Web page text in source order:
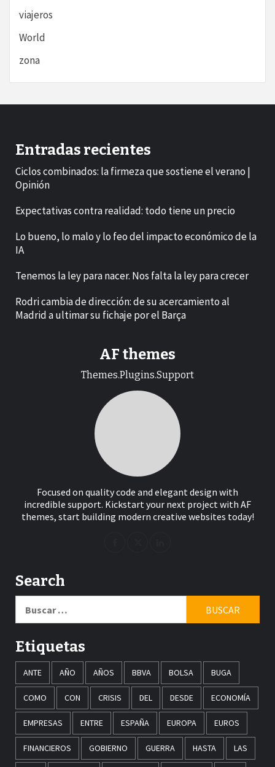
viajeros
World
zona
Entradas recientes
Ciclos combinados: la firmeza que sostiene el verano |
Opinión
Expectativas contra realidad: todo tiene un precio
Lo bueno, lo malo y lo feo del impacto económico de la
IA
Tenemos la ley para nacer. Nos falta la ley para crecer
Rodri cambia de dirección: de su acercamiento al
Madrid a ultimar su fichaje por el Barça
AF themes
Themes.Plugins.Support
Focused on quality code and elegant design with
incredible support. Kickstart your next project with AF
themes, start building modern creative websites today!
Search
Etiquetas
ANTE AÑO AÑOS BBVA BOLSA BUGA
COMO CON CRISIS DEL DESDE ECONOMÍA
EMPRESAS ENTRE ESPAÑA EUROPA EUROS
FINANCIEROS GOBIERNO GUERRA HASTA LAS